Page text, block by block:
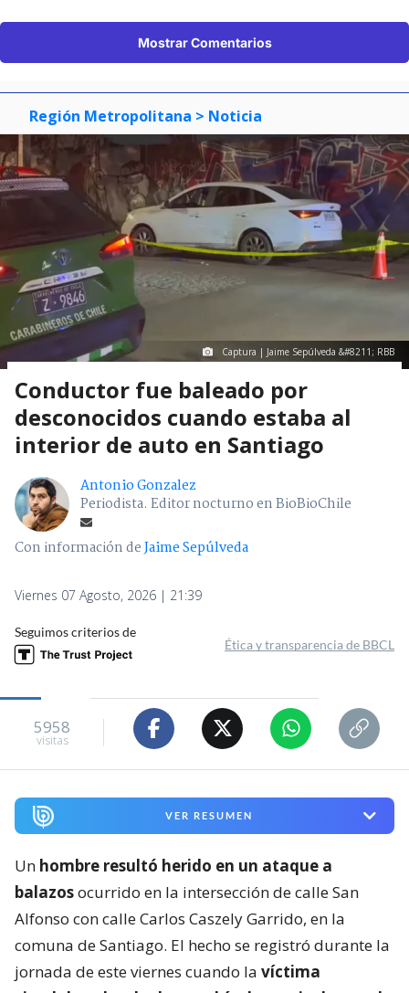
Mostrar Comentarios
Región Metropolitana > Noticia
Captura | Jaime Sepúlveda &#8211; RBB
Conductor fue baleado por
desconocidos cuando estaba al
interior de auto en Santiago
Antonio Gonzalez
Periodista. Editor nocturno en BioBioChile
Con información deJaime Sepúlveda
Viernes 07 Agosto, 2026 | 21:39
Seguimos criterios de
Ética y transparencia de BBCL
5958
visitas
VER RESUMEN
Un hombre resultó herido en un ataque a
balazosocurrido en la intersección de calle San
Alfonso con calle Carlos Caszely Garrido, en la
comuna de Santiago. El hecho se registró durante la
jornada de este viernes cuando la víctima